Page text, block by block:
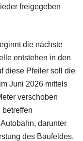
freigegeben
die nächste
entstehen in den
diese Pfeiler soll die
Juni 2026 mittels
verschoben
darunter
des Baufeldes.